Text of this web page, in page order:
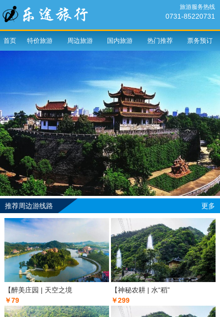
旅游服务热线
0731-85220731
首页 特价旅游 周边旅游 国内旅游 热门推荐 票务预订
推荐周边游线路 更多
【醉美庄园 | 天空之境
￥79
【神秘农耕 | 水“稻”
￥299